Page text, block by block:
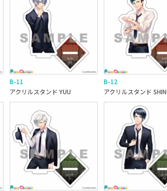
B-11
アクリルスタンド YUU
B-12
アクリルスタンド